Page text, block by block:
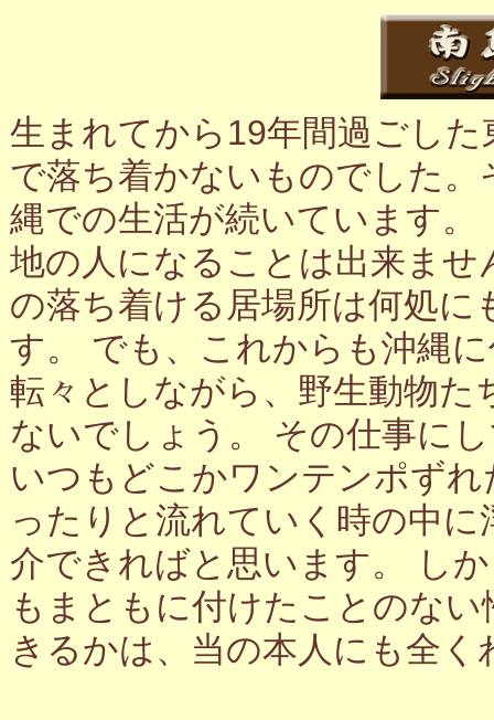
生まれてから19年間過ごし
で落ち着かないものでした
縄での生活が続いています
地の人になることは出来ま
の落ち着ける居場所は何処
す。 でも、これからも沖縄
転々としながら、野生動物
ないでしょう。 その仕事に
いつもどこかワンテンポず
ったりと流れていく時の中
介できればと思います。 し
もまともに付けたことのな
きるかは、当の本人にも全く